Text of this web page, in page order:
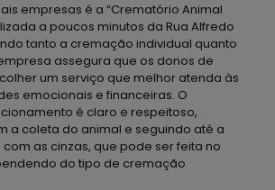
empresas é a “Crematório Animal
a poucos minutos da Rua Alfredo
tanto a cremação individual quanto
assegura que os donos de
um serviço que melhor atenda às
emocionais e financeiras. O
é claro e respeitoso,
a coleta do animal e seguindo até a
as cinzas, que pode ser feita no
do tipo de cremação